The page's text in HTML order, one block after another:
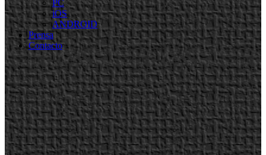
PC
iOS
ANDROID
Prensa
Contacto